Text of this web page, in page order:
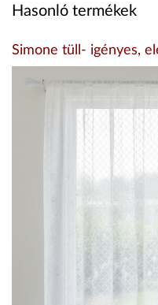
Hasonló termékek
Simone tüll- igényes,